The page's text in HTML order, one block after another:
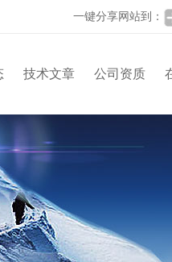
一键分享网站到：
技术文章 公司资质